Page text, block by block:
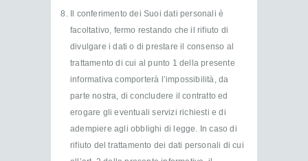
Il conferimento dei Suoi dati personali è
facoltativo, fermo restando che il rifiuto di
divulgare i dati o di prestare il consenso al
trattamento di cui al punto 1 della presente
informativa comporterà l’impossibilità, da
parte nostra, di concludere il contratto ed
erogare gli eventuali servizi richiesti e di
adempiere agli obblighi di legge. In caso di
rifiuto del trattamento dei dati personali di cui